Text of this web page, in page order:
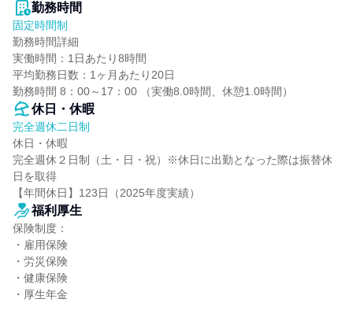
勤務時間
固定時間制
勤務時間詳細
実働時間：1日あたり8時間
平均勤務日数：1ヶ月あたり20日
勤務時間 8：00～17：00 （実働8.0時間、休憩1.0時間）
休日・休暇
完全週休二日制
休日・休暇
完全週休２日制（土・日・祝）※休日に出勤となった際は振替休
日を取得
【年間休日】123日（2025年度実績）
福利厚生
保険制度：
・雇用保険
・労災保険
・健康保険
・厚生年金